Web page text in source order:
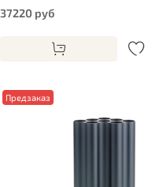
37220 руб
Предзаказ